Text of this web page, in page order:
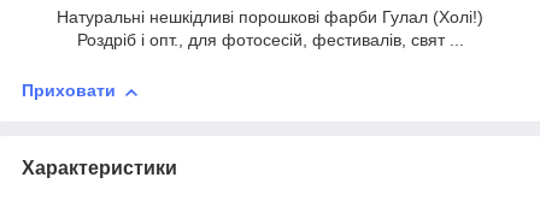
Натуральні нешкідливі порошкові фарби Гулал (Холі!)
Роздріб і опт., для фотосесій, фестивалів, свят ...
Приховати
Характеристики